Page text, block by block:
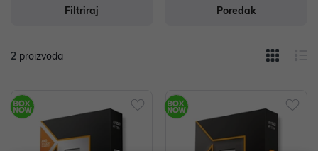
Filtriraj Poredak
2 proizvoda